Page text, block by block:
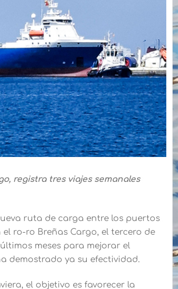
registra tres viajes semanales
ruta de carga entre los puertos
ro-ro Breñas Cargo, el tercero de
meses para mejorar el
demostrado ya su efectividad.
el objetivo es favorecer la